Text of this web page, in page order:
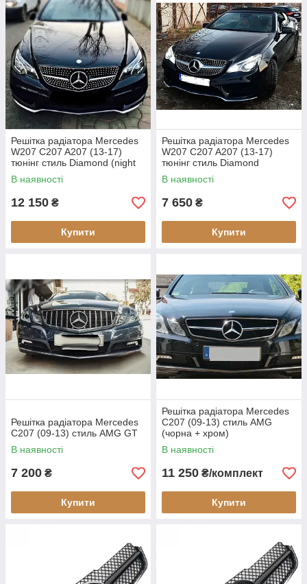
Решітка радіатора Mercedes
W207 C207 A207 (13-17)
тюнінг стиль Diamond (night
edition)
В наявності
12 150 ₴
Купити
Решітка радіатора Mercedes
W207 C207 A207 (13-17)
тюнінг стиль Diamond
(срібло)
В наявності
7 650 ₴
Купити
Решітка радіатора Mercedes
C207 (09-13) стиль AMG GT
В наявності
7 200 ₴
Купити
Решітка радіатора Mercedes
C207 (09-13) стиль AMG
(чорна + хром)
В наявності
11 250 ₴/комплект
Купити